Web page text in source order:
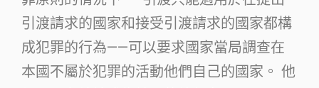
引渡請求的國家和接受引渡請求的國家都構
成犯罪的行為——可以要求國家當局調查在
本國不屬於犯罪的活動他們自己的國家。 他